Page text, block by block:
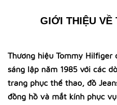
GIỚI THIỆU VỀ
Thương hiệu Tommy
sáng lập năm 1985 với các
trang phục thể thao, đồ
đồng hồ và mắt kính phục